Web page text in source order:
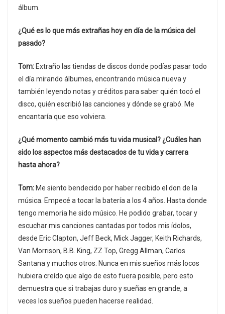
álbum.
¿Qué es lo que más extrañas hoy en día de la música del
pasado?
Tom: Extraño las tiendas de discos donde podías pasar todo
el día mirando álbumes, encontrando música nueva y
también leyendo notas y créditos para saber quién tocó el
disco, quién escribió las canciones y dónde se grabó. Me
encantaría que eso volviera.
¿Qué momento cambió más tu vida musical? ¿Cuáles han
sido los aspectos más destacados de tu vida y carrera
hasta ahora?
Tom: Me siento bendecido por haber recibido el don de la
música. Empecé a tocar la batería a los 4 años. Hasta donde
tengo memoria he sido músico. He podido grabar, tocar y
escuchar mis canciones cantadas por todos mis ídolos,
desde Eric Clapton, Jeff Beck, Mick Jagger, Keith Richards,
Van Morrison, B.B. King, ZZ Top, Gregg Allman, Carlos
Santana y muchos otros. Nunca en mis sueños más locos
hubiera creído que algo de esto fuera posible, pero esto
demuestra que si trabajas duro y sueñas en grande, a
veces los sueños pueden hacerse realidad.